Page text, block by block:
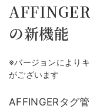
の新機能
※バージョンにより
がございます
AFFINGERタグ